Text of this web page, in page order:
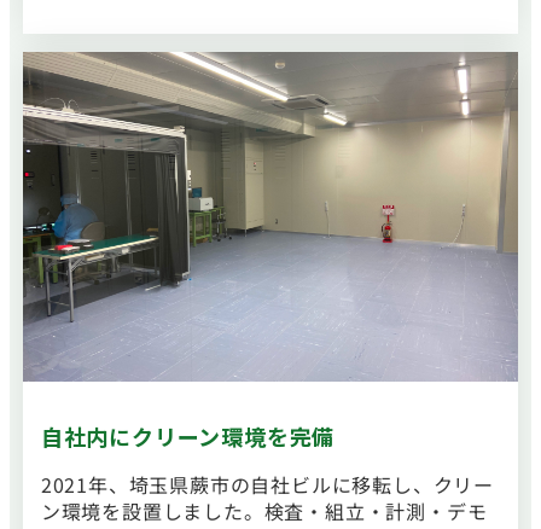
自社内にクリーン環境を完備
2021年、埼玉県蕨市の自社ビルに移転し、クリー
ン環境を設置しました。検査・組立・計測・デモ